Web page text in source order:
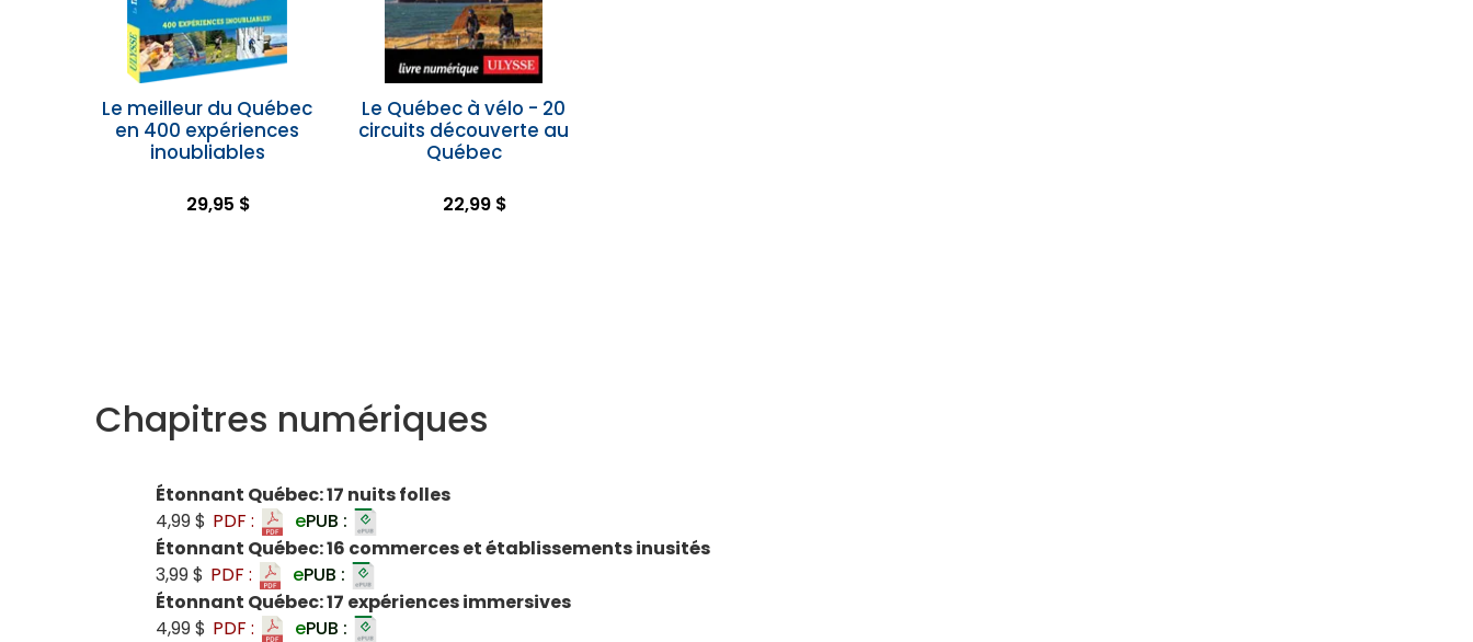
Le meilleur du Québec
en 400 expériences
inoubliables
29,95 $
Le Québec à vélo - 20
circuits découverte au
Québec
22,99 $
Chapitres numériques
Étonnant Québec: 17 nuits folles
4,99 $ PDF : ePUB :
Étonnant Québec: 16 commerces et établissements inusités
3,99 $ PDF : ePUB :
Étonnant Québec: 17 expériences immersives
4,99 $ PDF : ePUB :